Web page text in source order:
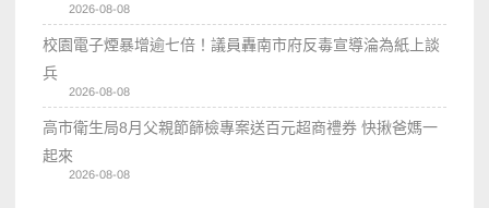
2026-08-08
校園電子煙暴增逾七倍！議員轟南市府反毒宣導淪為紙上談
兵
2026-08-08
高市衛生局8月父親節篩檢專案送百元超商禮券 快揪爸媽一
起來
2026-08-08